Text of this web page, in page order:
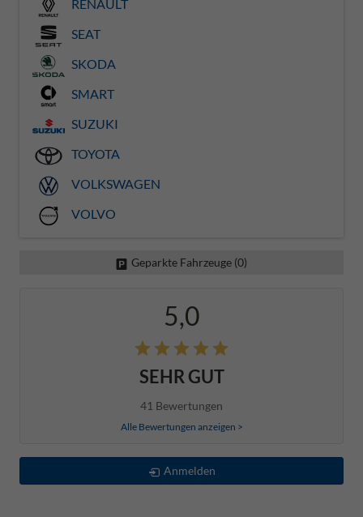
RENAULT
SEAT
SKODA
SMART
SUZUKI
TOYOTA
VOLKSWAGEN
VOLVO
Geparkte Fahrzeuge (0)
5,0
SEHR GUT
41 Bewertungen
Alle Bewertungen anzeigen >
Anmelden